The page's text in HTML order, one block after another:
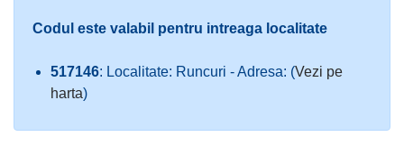
Codul este valabil pentru intreaga localitate
517146: Localitate: Runcuri - Adresa: (Vezi pe
harta)